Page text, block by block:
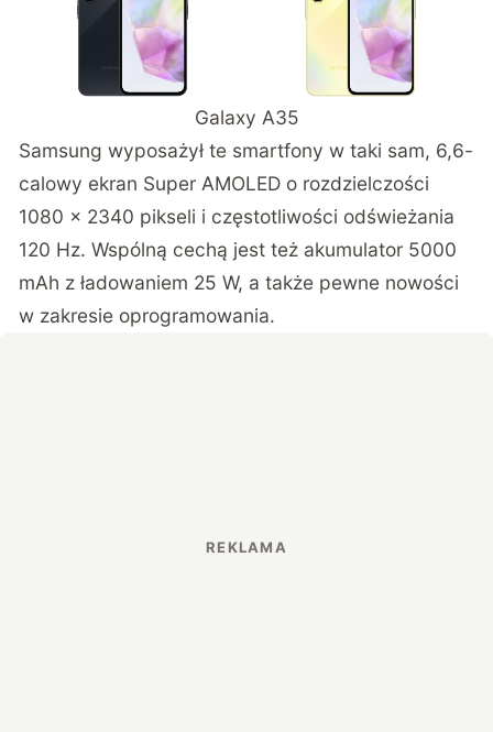
Galaxy A35
Samsung wyposażył te smartfony w taki sam, 6,6-
calowy ekran Super AMOLED o rozdzielczości
1080 x 2340 pikseli i częstotliwości odświeżania
120 Hz. Wspólną cechą jest też akumulator 5000
mAh z ładowaniem 25 W, a także pewne nowości
w zakresie oprogramowania.